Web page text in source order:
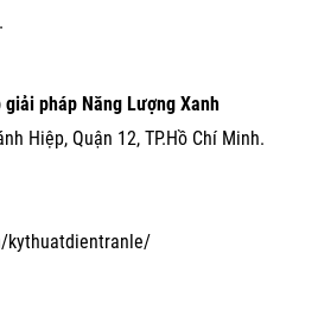
pháp Năng Lượng Xanh
Hiệp, Quận 12, TP.Hồ Chí Minh.
kythuatdientranle/